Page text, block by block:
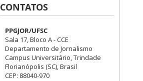
CONTATOS
PPGJOR/UFSC
Sala 17, Bloco A - CCE
Departamento de Jornalismo
Campus Universitário, Trindade
Florianópolis (SC), Brasil
CEP: 88040-970